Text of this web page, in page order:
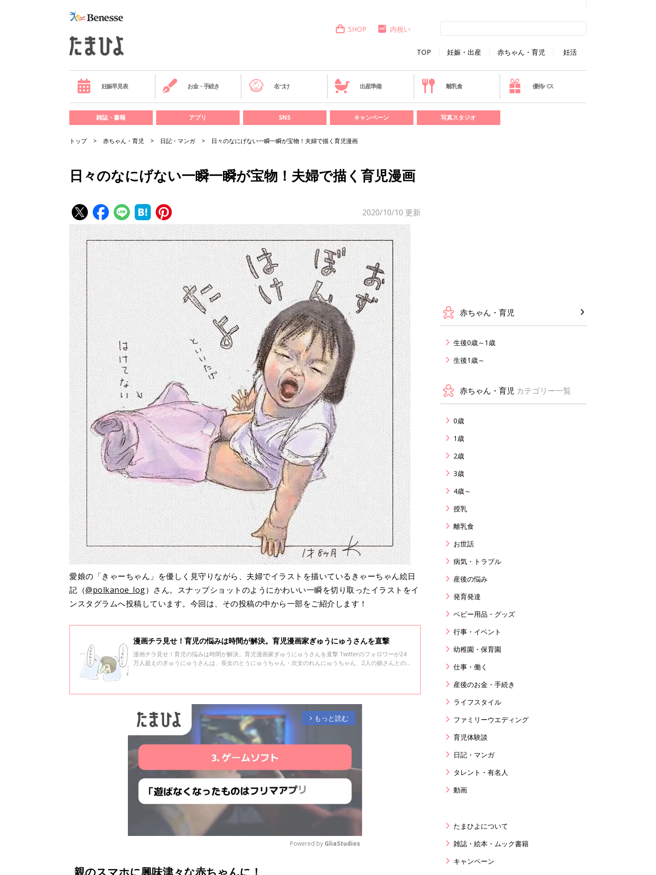
TOP 妊娠・出産 赤ちゃん・育児 妊活
SHOP 内祝い
妊娠早見表 お金・手続き 名づけ 出産準備 離乳食 優待パス
雑誌・書籍 アプリ SNS キャンペーン 写真スタジオ
トップ 赤ちゃん・育児 日記・マンガ 日々のなにげない一瞬一瞬が宝物！夫婦で描く育児漫画
日々のなにげない一瞬一瞬が宝物！夫婦で描く育児漫画
2020/10/10 更新
愛娘の「きゃーちゃん」を優しく見守りながら、夫婦でイラストを描いているきゃーちゃん絵日
記（@polkanoe_log）さん。スナップショットのようにかわいい一瞬を切り取ったイラストをイ
ンスタグラムへ投稿しています。今回は、その投稿の中から一部をご紹介します！
漫画チラ見せ！育児の悩みは時間が解決。育児漫画家ぎゅうにゅうさんを直撃
漫画チラ見せ！育児の悩みは時間が解決。育児漫画家ぎゅうにゅうさんを直撃 Twitterのフォロワーが24
万人超えのぎゅうにゅうさんは、長女のとうにゅうちゃん・次女のれんにゅうちゃん、2人の娘さんとの
arrow_forward_ios もっと読む
Powered by GliaStudios
親のスマホに興味津々な赤ちゃんに！
赤ちゃん・育児
生後0歳～1歳
生後1歳～
赤ちゃん・育児 カテゴリー一覧
0歳
1歳
2歳
3歳
4歳～
授乳
離乳食
お世話
病気・トラブル
産後の悩み
発育発達
ベビー用品・グッズ
行事・イベント
幼稚園・保育園
仕事・働く
産後のお金・手続き
ライフスタイル
ファミリーウエディング
育児体験談
日記・マンガ
タレント・有名人
動画
たまひよについて
雑誌・絵本・ムック書籍
キャンペーン